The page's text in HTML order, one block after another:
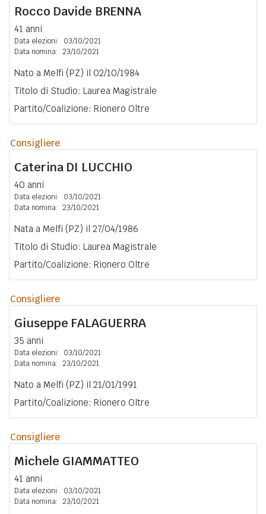
Rocco Davide BRENNA
41 anni
Data elezioni:
03/10/2021
Data nomina: 23/10/2021
Nato a Melfi (PZ) il 02/10/1984
Titolo di Studio: Laurea Magistrale
Partito/Coalizione: Rionero Oltre
Consigliere
Caterina DI LUCCHIO
40 anni
Data elezioni:
03/10/2021
Data nomina: 23/10/2021
Nata a Melfi (PZ) il 27/04/1986
Titolo di Studio: Laurea Magistrale
Partito/Coalizione: Rionero Oltre
Consigliere
Giuseppe FALAGUERRA
35 anni
Data elezioni:
03/10/2021
Data nomina: 23/10/2021
Nato a Melfi (PZ) il 21/01/1991
Partito/Coalizione: Rionero Oltre
Consigliere
Michele GIAMMATTEO
41 anni
Data elezioni:
03/10/2021
Data nomina: 23/10/2021